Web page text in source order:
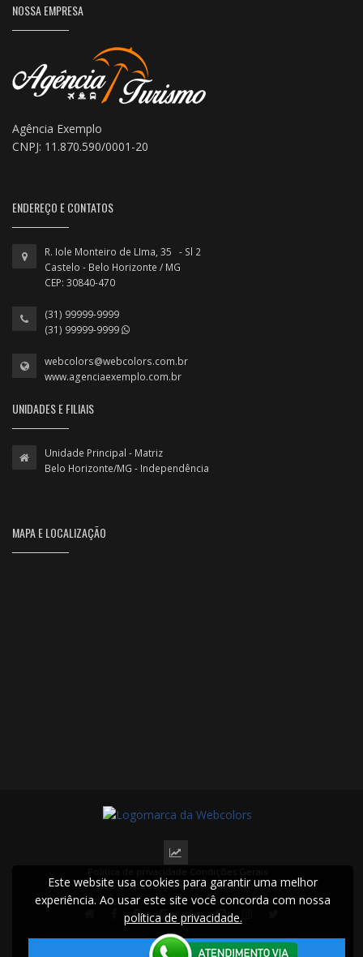
NOSSA EMPRESA
Agência Exemplo
CNPJ: 11.870.590/0001-20
ENDEREÇO E CONTATOS
R. Iole Monteiro de LIma, 35 - Sl 2
Castelo - Belo Horizonte / MG
CEP: 30840-470
(31) 99999-9999
(31) 99999-9999
webcolors@webcolors.com.br
www.agenciaexemplo.com.br
UNIDADES E FILIAIS
Unidade Principal - Matriz
Belo Horizonte/MG - Independência
MAPA E LOCALIZAÇÃO
2025 © Todos os direitos reservados.
Este website usa cookies para garantir uma melhor
experiência. Ao usar este site você concorda com nossa
política de privacidade.